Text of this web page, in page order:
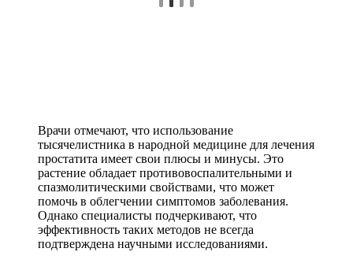
Врачи отмечают, что использование
тысячелистника в народной медицине для лечения
простатита имеет свои плюсы и минусы. Это
растение обладает противовоспалительными и
спазмолитическими свойствами, что может
помочь в облегчении симптомов заболевания.
Однако специалисты подчеркивают, что
эффективность таких методов не всегда
подтверждена научными исследованиями.